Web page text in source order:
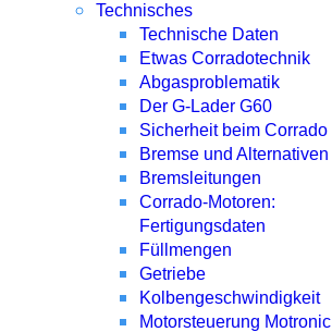
Technisches
Technische Daten
Etwas Corradotechnik
Abgasproblematik
Der G-Lader G60
Sicherheit beim Corrado
Bremse und Alternativen
Bremsleitungen
Corrado-Motoren:
Fertigungsdaten
Füllmengen
Getriebe
Kolbengeschwindigkeit
Motorsteuerung Motronic